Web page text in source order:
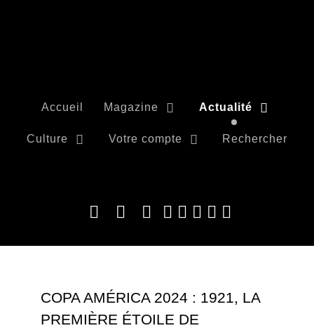
Accueil Magazine Actualité
Culture Votre compte Rechercher
COPA AMÉRICA 2024 : 1921, LA
PREMIÈRE ÉTOILE DE